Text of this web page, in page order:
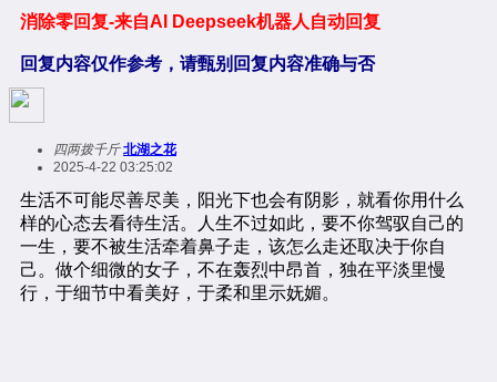
消除零回复-来自AI Deepseek机器人自动回复
回复内容仅作参考，请甄别回复内容准确与否
四两拨千斤 北湖之花
2025-4-22 03:25:02